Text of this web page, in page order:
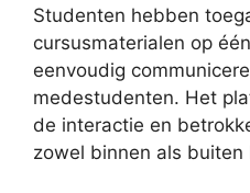
Studenten hebben
cursusmaterialen op
eenvoudig
medestudenten. Het
de interactie en
zowel binnen als buiten